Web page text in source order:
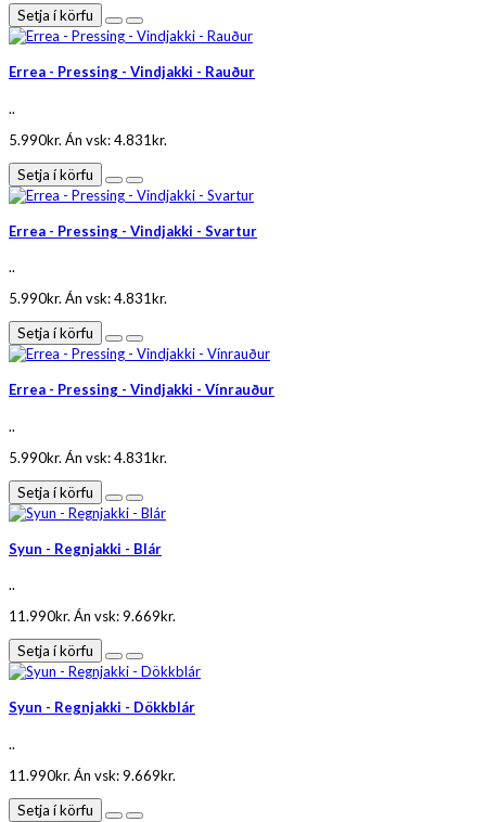
Setja í körfu
Errea - Pressing - Vindjakki - Rauður
..
5.990kr. Án vsk: 4.831kr.
Setja í körfu
Errea - Pressing - Vindjakki - Svartur
..
5.990kr. Án vsk: 4.831kr.
Setja í körfu
Errea - Pressing - Vindjakki - Vínrauður
..
5.990kr. Án vsk: 4.831kr.
Setja í körfu
Syun - Regnjakki - Blár
..
11.990kr. Án vsk: 9.669kr.
Setja í körfu
Syun - Regnjakki - Dökkblár
..
11.990kr. Án vsk: 9.669kr.
Setja í körfu